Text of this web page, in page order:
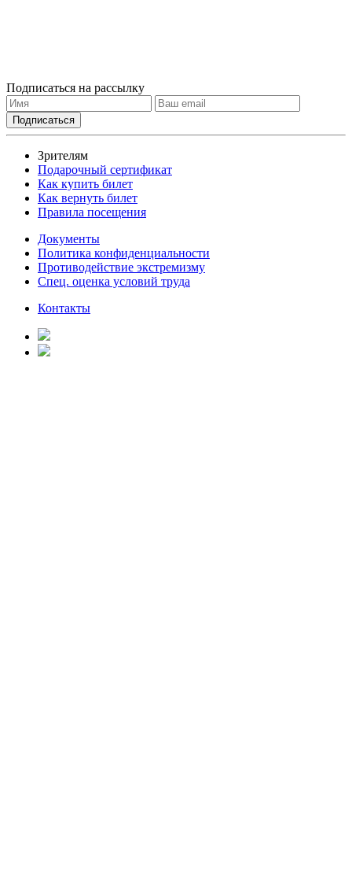
Подписаться на рассылку
Зрителям
Подарочный сертификат
Как купить билет
Как вернуть билет
Правила посещения
Документы
Политика конфиденциальности
Противодействие экстремизму
Спец. оценка условий труда
Контакты